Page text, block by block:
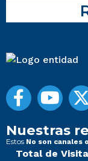
Nuestras
Estos No son canales
Total de